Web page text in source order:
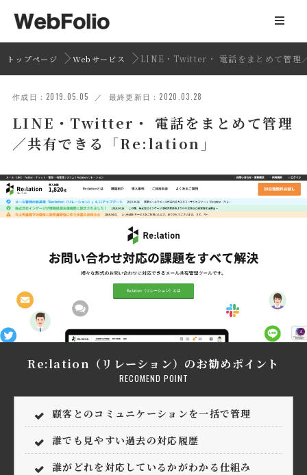
トップページ Webサービス LINE・Twitter・ 電話をまとめて管理
作成日：2019.05.05 ／ 最終更新日：2020.03.28
LINE・Twitter・ 電話をまとめて管理
／共有できる「Re:lation」
Re:lation（リレーション）のお勧めポイント
RECOMEND POINT
顧客とのコミュニケーションを一括で管理
誰でも見やすい過去の対応履歴
誰がどれを対応しているかがわかる仕組み